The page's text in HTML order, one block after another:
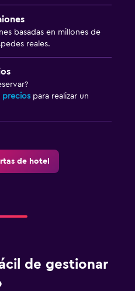
basadas en millones de
reales.
precios para realizar un
de hotel
de gestionar